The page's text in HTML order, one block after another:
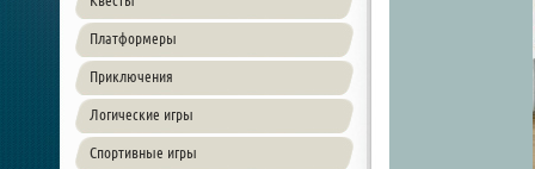
Платформеры
Приключения
Логические игры
Спортивные игры